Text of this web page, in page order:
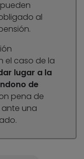
al
el caso de la
lugar a la
de
pena de
una